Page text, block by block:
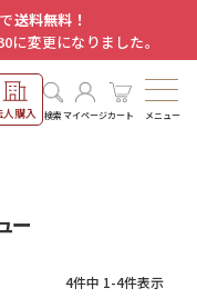
送料無料！
変更になりました。
人購入 検索マイページカート メニュー
ー
4件中 1-4件表示